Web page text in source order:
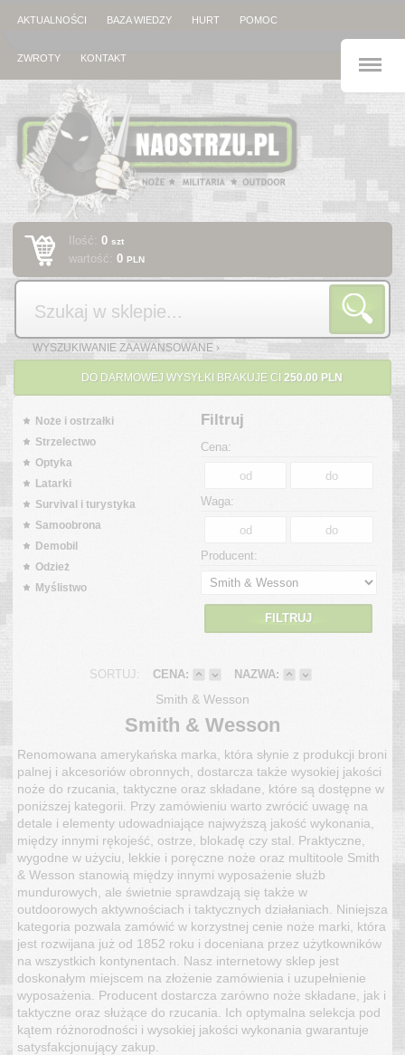
AKTUALNOŚCI BAZA WIEDZY HURT POMOC
ZWROTY KONTAKT
Ilość:0szt
wartość:0PLN
Szukaj
WYSZUKIWANIE ZAAWANSOWANE ›
DO DARMOWEJ WYSYŁKI BRAKUJE CI 250.00 PLN
Noże i ostrzałki
Strzelectwo
Optyka
Latarki
Survival i turystyka
Samoobrona
Demobil
Odzież
Myślistwo
Filtruj
Cena:
Waga:
Producent:
FILTRUJ
SORTUJ: CENA: NAZWA:
Smith & Wesson
Smith & Wesson
Renomowana amerykańska marka, która słynie z produkcji broni
palnej i akcesoriów obronnych, dostarcza także wysokiej jakości
noże do rzucania, taktyczne oraz składane, które są dostępne w
poniższej kategorii. Przy zamówieniu warto zwrócić uwagę na
detale i elementy udowadniające najwyższą jakość wykonania,
między innymi rękojeść, ostrze, blokadę czy stal. Praktyczne,
wygodne w użyciu, lekkie i poręczne noże oraz multitoole Smith
& Wesson stanowią między innymi wyposażenie służb
mundurowych, ale świetnie sprawdzają się także w
outdoorowych aktywnościach i taktycznych działaniach. Niniejsza
kategoria pozwala zamówić w korzystnej cenie noże marki, która
jest rozwijana już od 1852 roku i doceniana przez użytkowników
na wszystkich kontynentach. Nasz internetowy sklep jest
doskonałym miejscem na złożenie zamówienia i uzupełnienie
wyposażenia. Producent dostarcza zarówno noże składane, jak i
taktyczne oraz służące do rzucania. Ich optymalna selekcja pod
kątem różnorodności i wysokiej jakości wykonania gwarantuje
satysfakcjonujący zakup.